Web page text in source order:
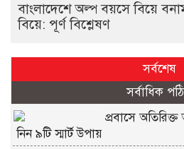
বাংলাদেশে অল্প বয়সে বিয়ে
বিয়ে: পূর্ণ বিশ্লেষণ
সর্বশেষ
সর্বাধিক
প্রবাসে
নিন ৯টি স্মার্ট উপায়